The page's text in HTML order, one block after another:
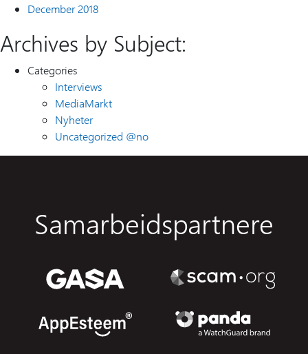
December 2018
Archives by Subject:
Categories
Interviews
MediaMarkt
Nyheter
Uncategorized @no
Samarbeidspartnere